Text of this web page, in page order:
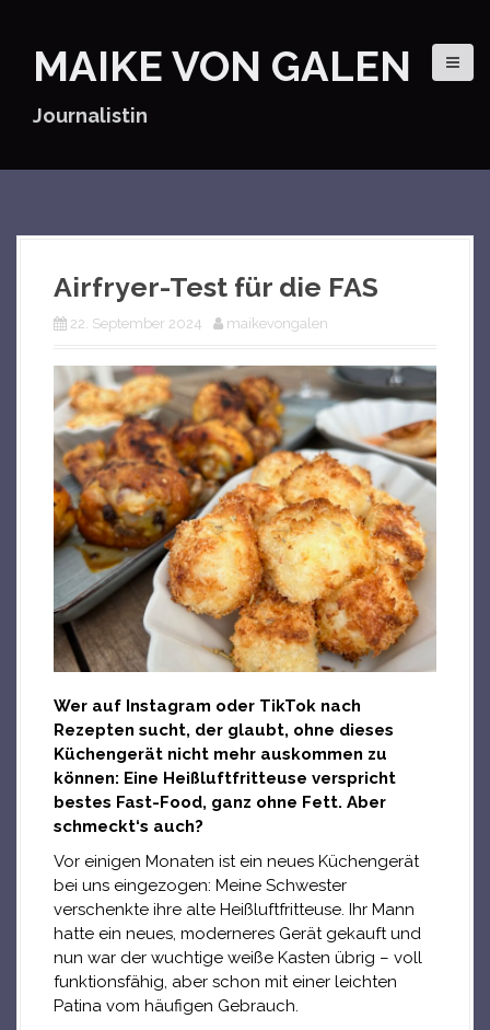
MAIKE VON GALEN
Journalistin
Airfryer-Test für die FAS
22. September 2024 maikevongalen
Wer auf Instagram oder TikTok nach
Rezepten sucht, der glaubt, ohne dieses
Küchengerät nicht mehr auskommen zu
können: Eine Heißluftfritteuse verspricht
bestes Fast-Food, ganz ohne Fett. Aber
schmeckt‘s auch?
Vor einigen Monaten ist ein neues Küchengerät
bei uns eingezogen: Meine Schwester
verschenkte ihre alte Heißluftfritteuse. Ihr Mann
hatte ein neues, moderneres Gerät gekauft und
nun war der wuchtige weiße Kasten übrig – voll
funktionsfähig, aber schon mit einer leichten
Patina vom häufigen Gebrauch.